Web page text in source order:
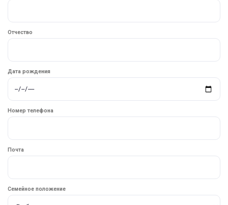
Отчество
Дата рождения
Номер телефона
Почта
Семейное положение